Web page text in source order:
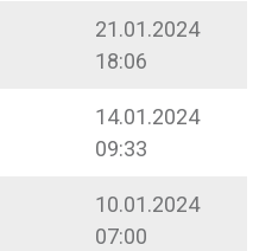
21.01.2024
18:06
14.01.2024
09:33
10.01.2024
07:00